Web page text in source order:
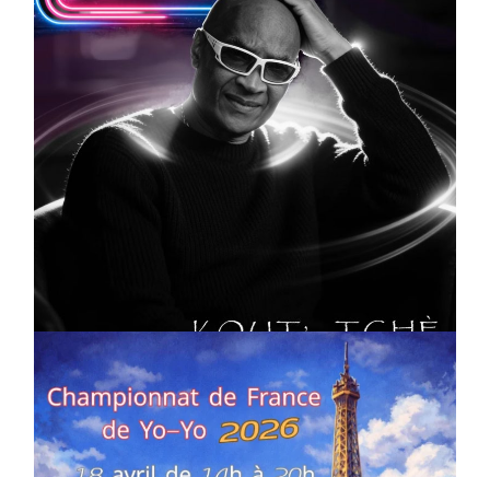
CULTURE
Artiste W2R : Jean Luc ALGER
On